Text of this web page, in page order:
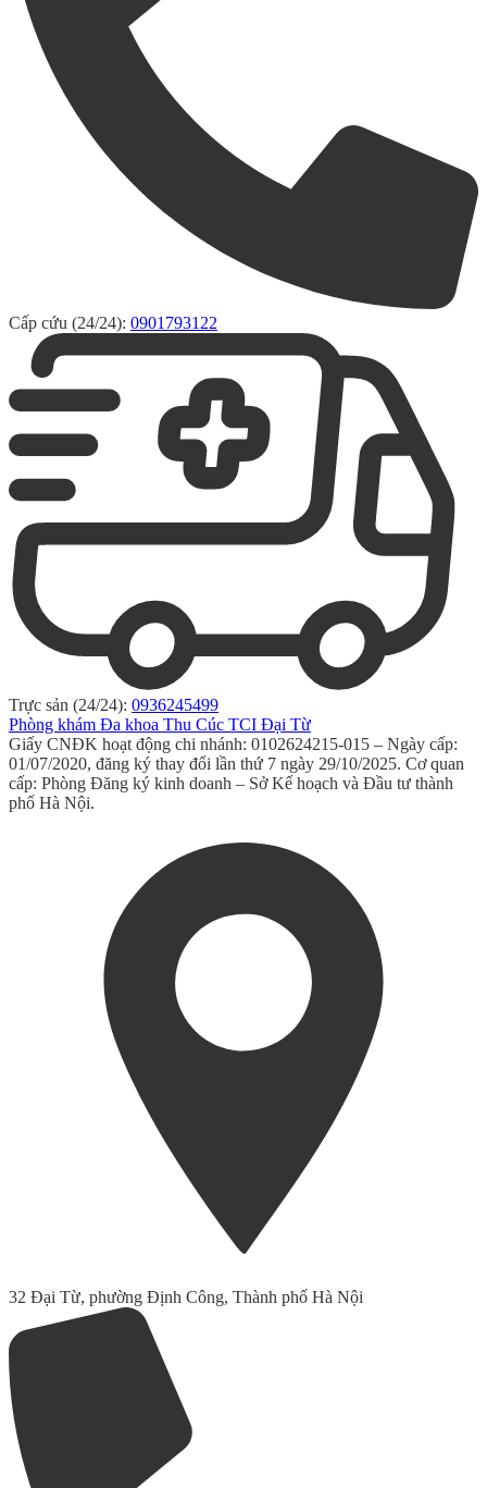
Cấp cứu (24/24): 0901793122
Trực sản (24/24): 0936245499
Phòng khám Đa khoa Thu Cúc TCI Đại Từ
Giấy CNĐK hoạt động chi nhánh: 0102624215-015 – Ngày cấp:
01/07/2020, đăng ký thay đổi lần thứ 7 ngày 29/10/2025. Cơ quan
cấp: Phòng Đăng ký kinh doanh – Sở Kế hoạch và Đầu tư thành
phố Hà Nội.
32 Đại Từ, phường Định Công, Thành phố Hà Nội